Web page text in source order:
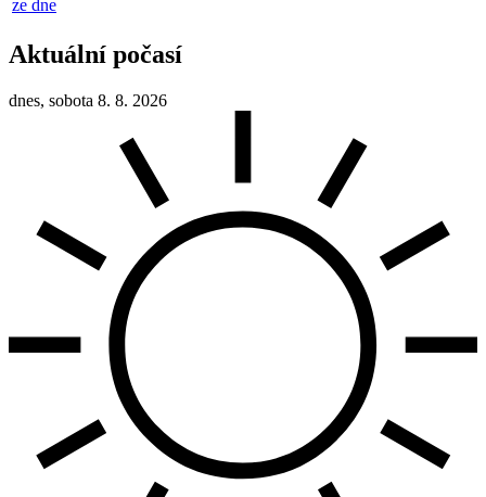
ze dne
Aktuální počasí
dnes, sobota 8. 8. 2026